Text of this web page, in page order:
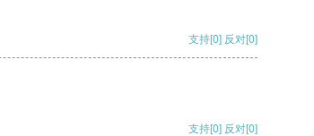
支持[0] 反对[0]
支持[0] 反对[0]